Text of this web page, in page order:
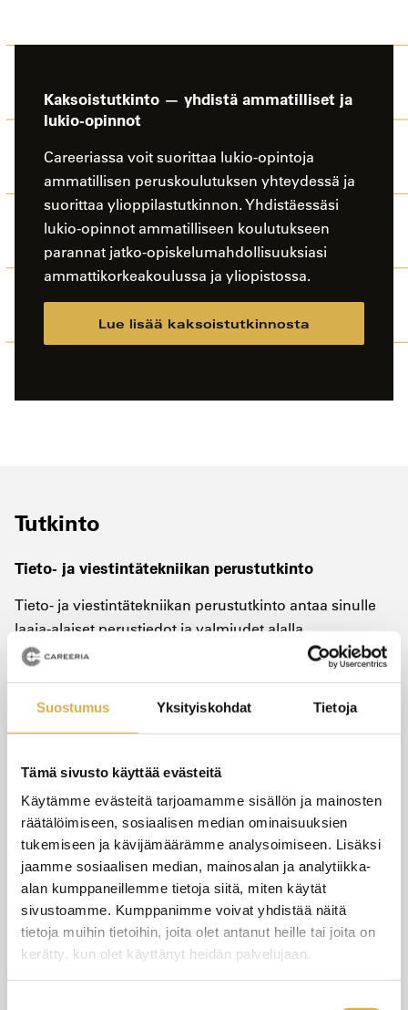
Suostumus Yksityiskohdat Tietoja
Tämä sivusto käyttää evästeitä
Käytämme evästeitä tarjoamamme sisällön ja mainosten
räätälöimiseen, sosiaalisen median ominaisuuksien
tukemiseen ja kävijämäärämme analysoimiseen. Lisäksi
jaamme sosiaalisen median, mainosalan ja analytiikka-
alan kumppaneillemme tietoja siitä, miten käytät
sivustoamme. Kumppanimme voivat yhdistää näitä
tietoja muihin tietoihin, joita olet antanut heille tai joita on
kerätty, kun olet käyttänyt heidän palvelujaan.
Kaksoistutkinto — yhdistä ammatilliset ja
lukio-opinnot
Careeriassa voit suorittaa lukio-opintoja
ammatillisen peruskoulutuksen yhteydessä ja
suorittaa ylioppilastutkinnon. Yhdistäessäsi
lukio-opinnot ammatilliseen koulutukseen
parannat jatko-opiskelumahdollisuuksiasi
ammattikorkeakoulussa ja yliopistossa.
Lue lisää kaksoistutkinnosta
Tutkinto
Tieto- ja viestintätekniikan perustutkinto
Tieto- ja viestintätekniikan perustutkinto antaa sinulle
laaja-alaiset perustiedot ja valmiudet alalla
työskentelyyn.
valmistua viiteen eri ammattiin. Tässä koulutuksessa
opiskellaan ohjelmistokehittäjäksi.
Tutkinnon laajuus
Tieto- ja viestintätekniikan perustutkinnon laajuus on
180 osaamispistettä (osp).